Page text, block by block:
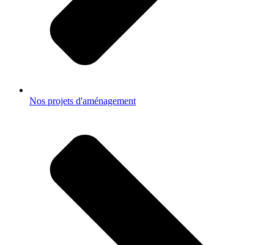
Nos projets d'aménagement